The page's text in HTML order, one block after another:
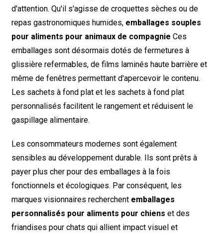
d'attention. Qu'il s'agisse de croquettes sèches ou de
repas gastronomiques humides, emballages souples
pour aliments pour animaux de compagnie Ces
emballages sont désormais dotés de fermetures à
glissière refermables, de films laminés haute barrière et
même de fenêtres permettant d'apercevoir le contenu.
Les sachets à fond plat et les sachets à fond plat
personnalisés facilitent le rangement et réduisent le
gaspillage alimentaire.
Les consommateurs modernes sont également
sensibles au développement durable. Ils sont prêts à
payer plus cher pour des emballages à la fois
fonctionnels et écologiques. Par conséquent, les
marques visionnaires recherchent emballages
personnalisés pour aliments pour chiens et des
friandises pour chats qui allient impact visuel et